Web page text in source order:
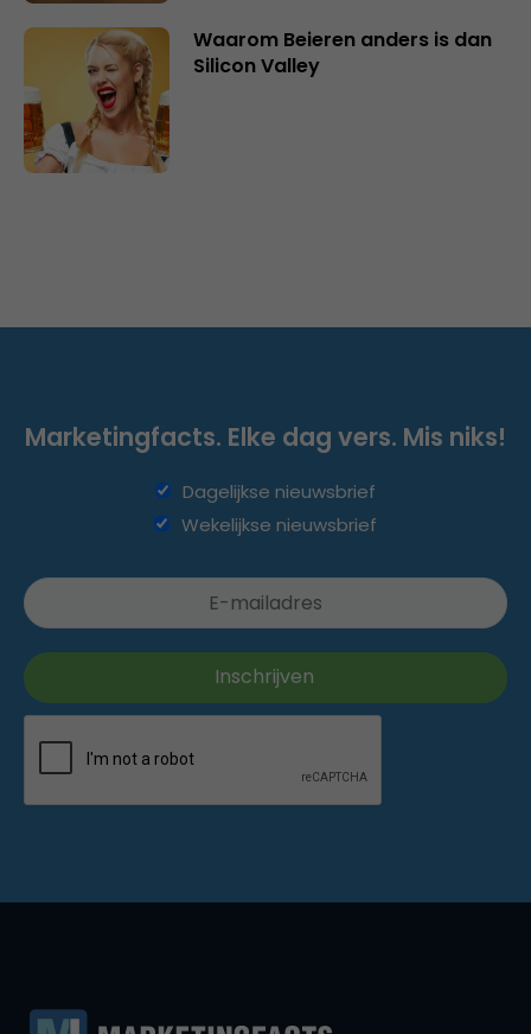
Waarom Beieren anders is dan
Silicon Valley
Marketingfacts. Elke dag vers. Mis niks!
Dagelijkse nieuwsbrief
Wekelijkse nieuwsbrief